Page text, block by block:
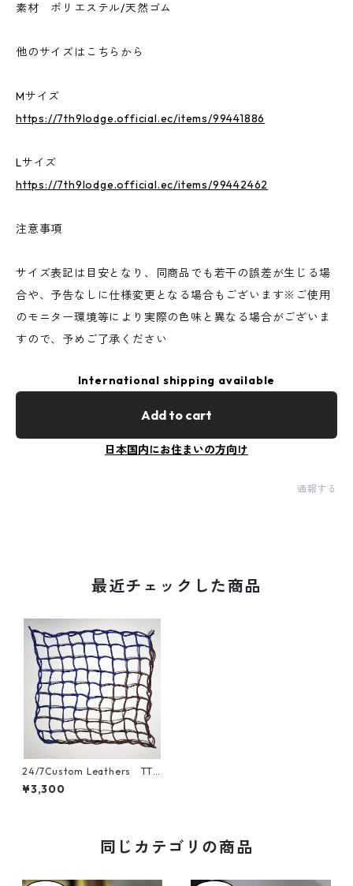
素材 ポリエステル/天然ゴム
他のサイズはこちらから
Mサイズ
https://7th9lodge.official.ec/items/99441886
Lサイズ
https://7th9lodge.official.ec/items/99442462
注意事項
サイズ表記は目安となり、同商品でも若干の誤差が生じる場
合や、予告なしに仕様変更となる場合もございます※ご使用
のモニター環境等により実際の色味と異なる場合がございま
すので、予めご了承ください
International shipping available
Add to cart
日本国内にお住まいの方向け
通報する
最近チェックした商品
24/7Custom Leathers TTN
1 LUGGAGE NET 【XLサ
イズ】
¥3,300
同じカテゴリの商品